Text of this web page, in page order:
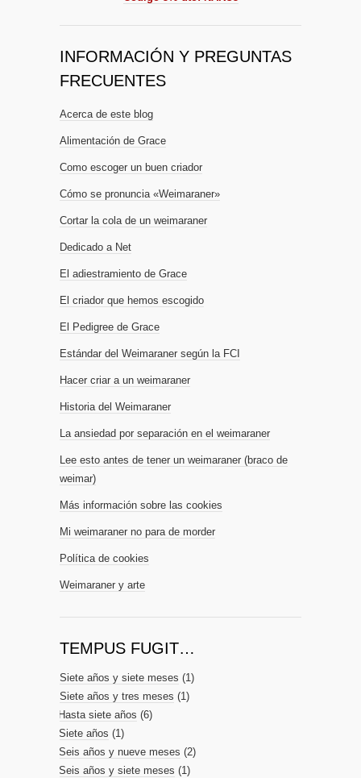
INFORMACIÓN Y PREGUNTAS
FRECUENTES
Acerca de este blog
Alimentación de Grace
Como escoger un buen criador
Cómo se pronuncia «Weimaraner»
Cortar la cola de un weimaraner
Dedicado a Net
El adiestramiento de Grace
El criador que hemos escogido
El Pedigree de Grace
Estándar del Weimaraner según la FCI
Hacer criar a un weimaraner
Historia del Weimaraner
La ansiedad por separación en el weimaraner
Lee esto antes de tener un weimaraner (braco de
weimar)
Más información sobre las cookies
Mi weimaraner no para de morder
Política de cookies
Weimaraner y arte
TEMPUS FUGIT…
Siete años y siete meses (1)
Siete años y tres meses (1)
Hasta siete años (6)
Siete años (1)
Seis años y nueve meses (2)
Seis años y siete meses (1)